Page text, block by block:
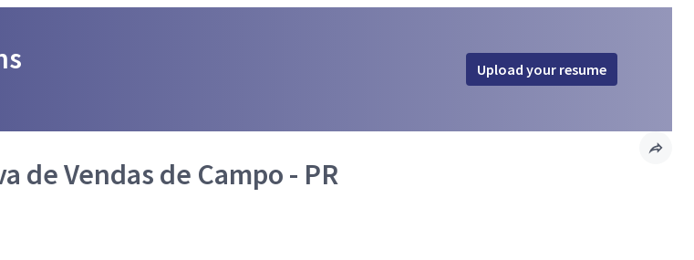
Upload your resume
de Vendas de Campo - PR